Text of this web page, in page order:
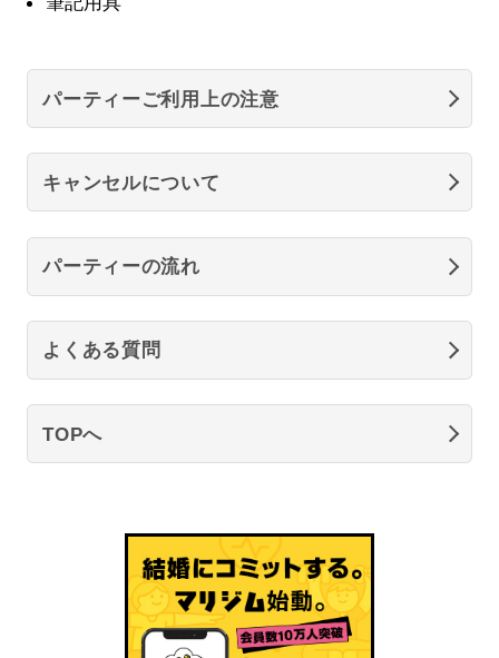
パーティーご利用上の注意
キャンセルについて
パーティーの流れ
よくある質問
TOPへ